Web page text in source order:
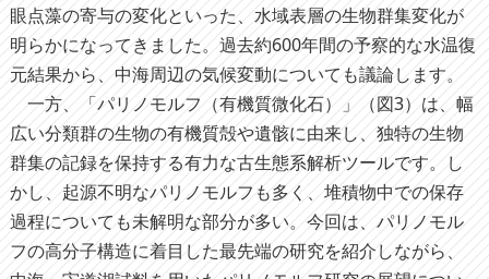
眼点藻の寄与の変化といった、水域表層の生物群集変化が
明らかになってきました。過去約600年間の予察的な水温復
元結果から、中海周辺の気候変動についても議論します。
一方、「パリノモルフ（有機質微化石）」（図3）は、幅
広い分類群の生物の有機質殻や遺骸に由来し、独特の生物
群集の記録を保持する有力な古生態系解析ツールです。し
かし、起源不明なパリノモルフも多く、堆積物中での保存
過程についても未解明な部分が多い。今回は、パリノモル
フの高分子構造に着目した最先端の研究を紹介しながら、